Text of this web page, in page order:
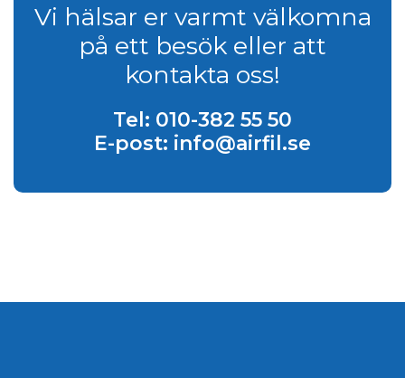
Vi hälsar er varmt välkomna
på ett besök eller att
kontakta oss!
Tel: 010-382 55 50
E-post: info@airfil.se